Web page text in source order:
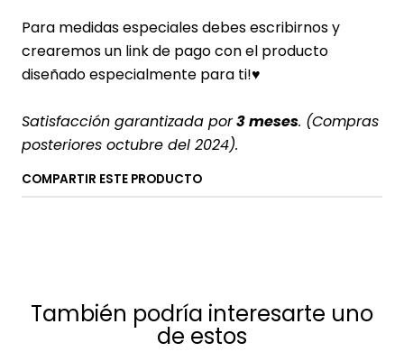
Para medidas especiales debes escribirnos y
crearemos un link de pago con el producto
diseñado especialmente para ti!♥
Satisfacción garantizada por3 meses. (Compras
posteriores octubre del 2024).
COMPARTIR ESTE PRODUCTO
También podría interesarte uno
de estos